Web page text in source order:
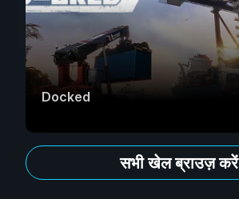
Docked
सभी खेल ब्राउज़ करें